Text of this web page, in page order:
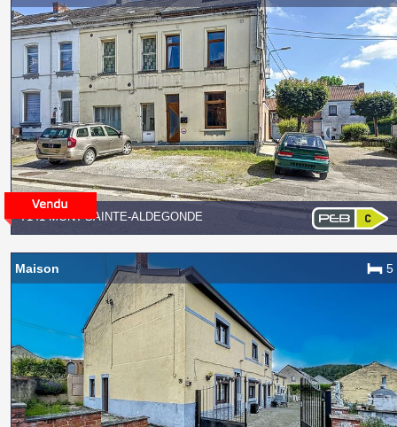
7141 MONT-SAINTE-ALDEGONDE
Maison 5